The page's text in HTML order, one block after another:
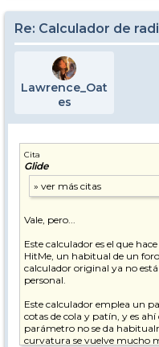
Re: Calculador de
Lawrence_Oat
es
Cita
Glide
Vale, pero...
Este calculador es el que
HitMe, un habitual de un
calculador original ya no
personal.
Este calculador emplea un
cotas de cola y patín, y es
parámetro no se da
curvatura se vuelve mucho